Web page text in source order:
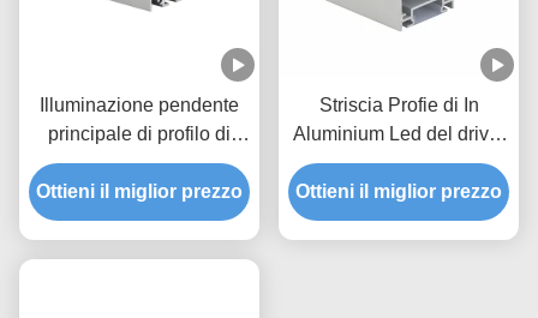
Illuminazione pendente
principale di profilo di
alluminio per su e giù
l'accensione del profilo
del LED
Ottieni il miglior prezzo
Striscia Profie di In
Aluminium Led del driver
di W50*H75mm per su e
giù accendersi
Ottieni il miglior prezzo